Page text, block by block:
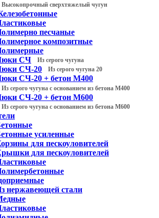
Высокопрочный сверхтяжелый чугун
песчаные
композитные
СЧ
Из серого чугуна
СЧ-20 Из серого чугуна 20
СЧ-20 + бетон М400
Из серого чугуна с основанием из бетона М400
СЧ-20 + бетон М600
Из серого чугуна с основанием из бетона М600
усиленные
для пескоуловителей
для пескоуловителей
нержавеющей стали